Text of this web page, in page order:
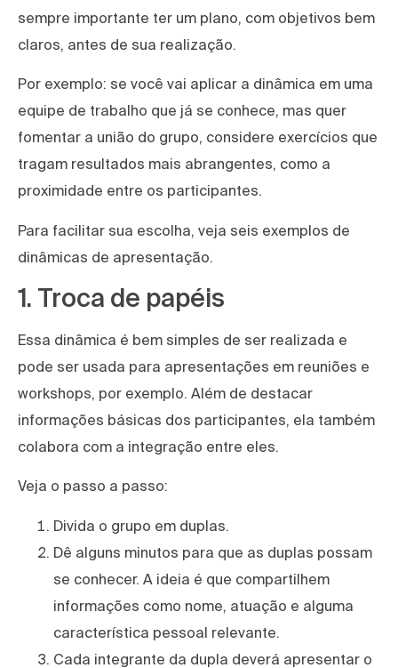
sempre importante ter um plano, com objetivos bem
claros, antes de sua realização.
Por exemplo: se você vai aplicar a dinâmica em uma
equipe de trabalho que já se conhece, mas quer
fomentar a união do grupo, considere exercícios que
tragam resultados mais abrangentes, como a
proximidade entre os participantes.
Para facilitar sua escolha, veja seis exemplos de
dinâmicas de apresentação.
1. Troca de papéis
Essa dinâmica é bem simples de ser realizada e
pode ser usada para apresentações em reuniões e
workshops, por exemplo. Além de destacar
informações básicas dos participantes, ela também
colabora com a integração entre eles.
Veja o passo a passo:
Divida o grupo em duplas.
Dê alguns minutos para que as duplas possam
se conhecer. A ideia é que compartilhem
informações como nome, atuação e alguma
característica pessoal relevante.
Cada integrante da dupla deverá apresentar o